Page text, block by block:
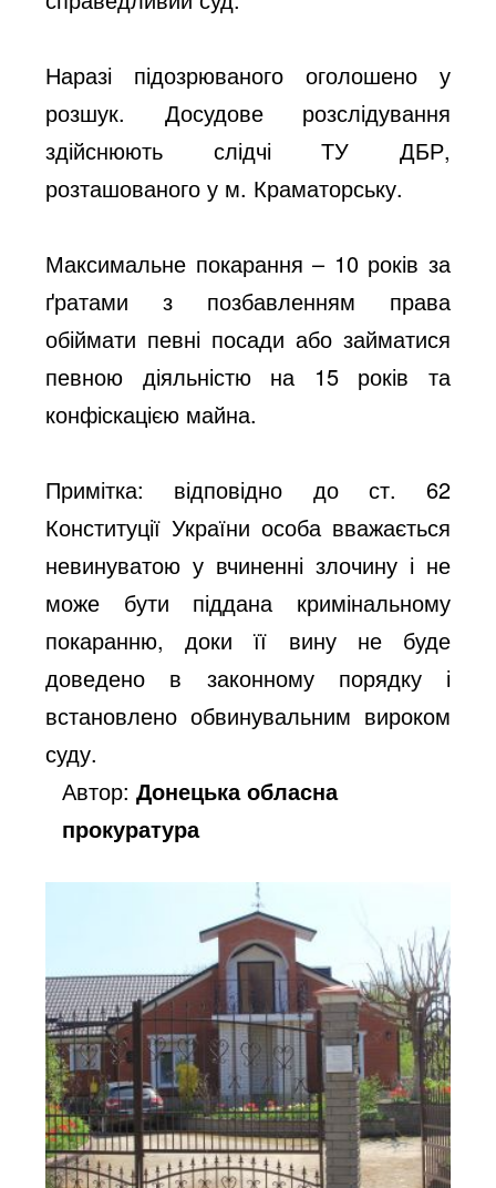
Наразі підозрюваного оголошено у
розшук. Досудове розслідування
здійснюють слідчі ТУ ДБР,
розташованого у м. Краматорську.
Максимальне покарання – 10 років за
ґратами з позбавленням права
обіймати певні посади або займатися
певною діяльністю на 15 років та
конфіскацією майна.
Примітка: відповідно до ст. 62
Конституції України особа вважається
невинуватою у вчиненні злочину і не
може бути піддана кримінальному
покаранню, доки її вину не буде
доведено в законному порядку і
встановлено обвинувальним вироком
суду.
Автор:Донецька обласна
прокуратура